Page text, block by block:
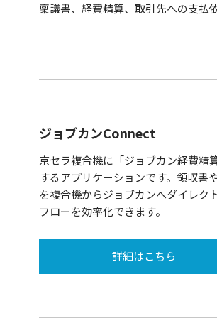
稟議書、経費精算、取引先への支払
ジョブカンConnect
京セラ複合機に「ジョブカン経費精
するアプリケーションです。領収書
を複合機からジョブカンへダイレク
フローを効率化できます。
詳細はこちら